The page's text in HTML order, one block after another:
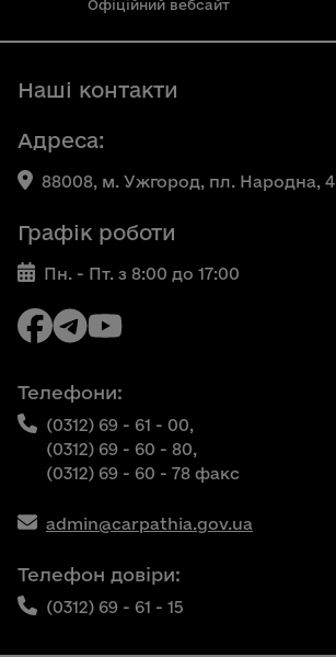
Офіційний вебсайт
Наші контакти
Адреса:
88008, м. Ужгород, пл. Народна, 4
Графік роботи
Пн. - Пт. з 8:00 до 17:00
Телефони:
(0312) 69 - 61 - 00,
(0312) 69 - 60 - 80,
(0312) 69 - 60 - 78 факс
admin@carpathia.gov.ua
Телефон довіри:
(0312) 69 - 61 - 15